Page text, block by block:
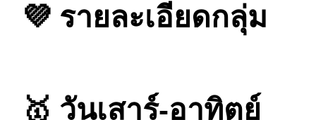
💜 รายละเอียดกลุ่ม
🥇 วันเสาร์-อาทิตย์